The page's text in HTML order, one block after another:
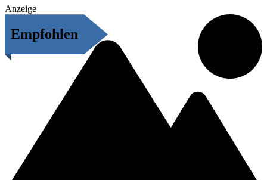
Anzeige
Empfohlen